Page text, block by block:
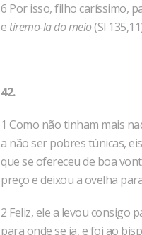
6 Por isso, filho caríssimo,
e tiremo-la do meio(Sl
42.
1 Como não tinham mais
a não ser pobres túnicas,
que se ofereceu de boa
preço e deixou a ovelha
2 Feliz, ele a levou consigo
para onde se ia, e foi ao